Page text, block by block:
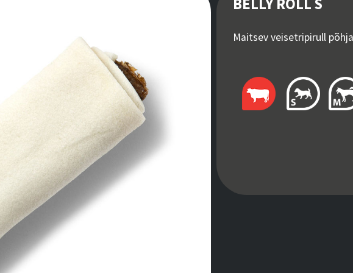
BELLY ROLL S
Maitsev veisetripirull